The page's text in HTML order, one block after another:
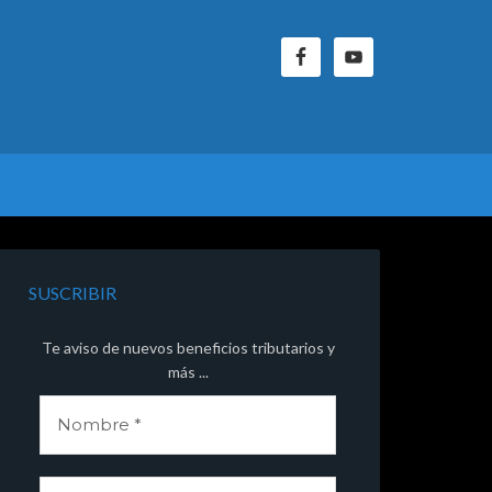
SUSCRIBIR
Te aviso de nuevos beneficios tributarios y
más ...